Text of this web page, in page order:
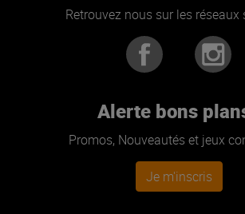
Retrouvez nous sur les réseaux
Alerte bons
Promos, Nouveautés et jeux
Je m'inscris